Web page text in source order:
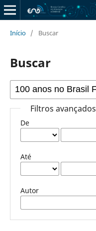
Início / Buscar
Buscar
Filtros avançados
De
Até
Autor